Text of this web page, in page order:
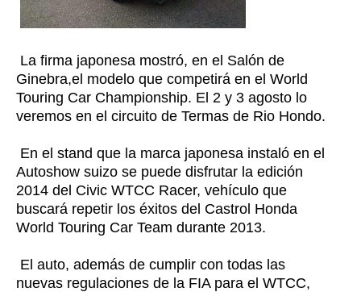
La firma japonesa mostró, en el Salón de
Ginebra,el modelo que competirá en el World
Touring Car Championship. El 2 y 3 agosto lo
veremos en el circuito de Termas de Rio Hondo.
En el stand que la marca japonesa instaló en el
Autoshow suizo se puede disfrutar la edición
2014 del Civic WTCC Racer, vehículo que
buscará repetir los éxitos del Castrol Honda
World Touring Car Team durante 2013.
El auto, además de cumplir con todas las
nuevas regulaciones de la FIA para el WTCC,